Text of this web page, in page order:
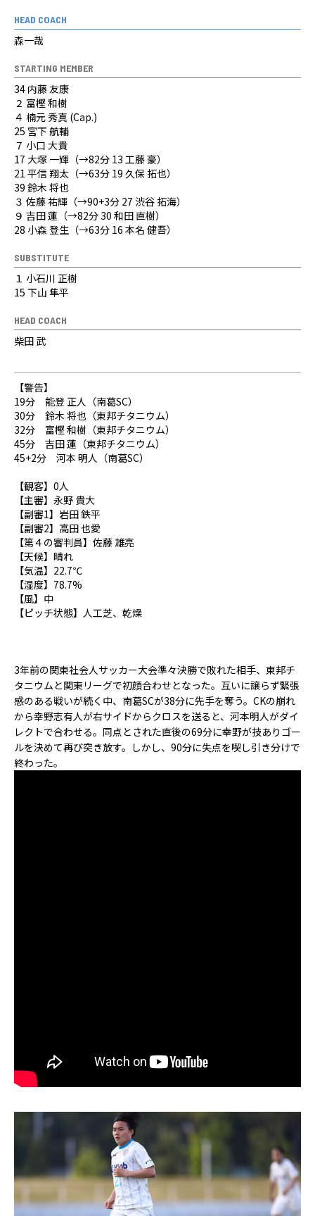
HEAD COACH
森一哉
STARTING MEMBER
34 内藤 友康
２ 富樫 和樹
４ 楠元 秀真 (Cap.)
25 宮下 航輔
７ 小口 大貴
17 大塚 一輝（→82分 13 工藤 豪）
21 平信 翔太（→63分 19 久保 拓也）
39 鈴木 将也
３ 佐藤 祐輝（→90+3分 27 渋谷 拓海）
９ 吉田 蓮（→82分 30 和田 直樹）
28 小森 登生（→63分 16 本名 健吾）
SUBSTITUTE
１ 小石川 正樹
15 下山 隼平
HEAD COACH
柴田 武
【警告】
19分 能登 正人（南葛SC）
30分 鈴木 将也（東邦チタニウム）
32分 富樫 和樹（東邦チタニウム）
45分 吉田 蓮（東邦チタニウム）
45+2分 河本 明人（南葛SC）
【観客】0人
【主審】永野 貴大
【副審1】岩田 鉄平
【副審2】高田 也愛
【第４の審判員】佐藤 雄亮
【天候】晴れ
【気温】22.7℃
【湿度】78.7%
【風】中
【ピッチ状態】人工芝、乾燥
3年前の関東社会人サッカー大会準々決勝で敗れた相手、東邦チ
タニウムと関東リーグで初顔合わせとなった。互いに譲らず緊張
感のある戦いが続く中、南葛SCが38分に先手を奪う。CKの崩れ
から幸野志有人が右サイドからクロスを送ると、河本明人がダイ
レクトで合わせる。同点とされた直後の69分に幸野が技ありゴー
ルを決めて再び突き放す。しかし、90分に失点を喫し引き分けで
終わった。